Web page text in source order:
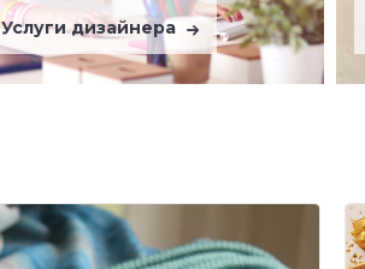
Услуги дизайнера